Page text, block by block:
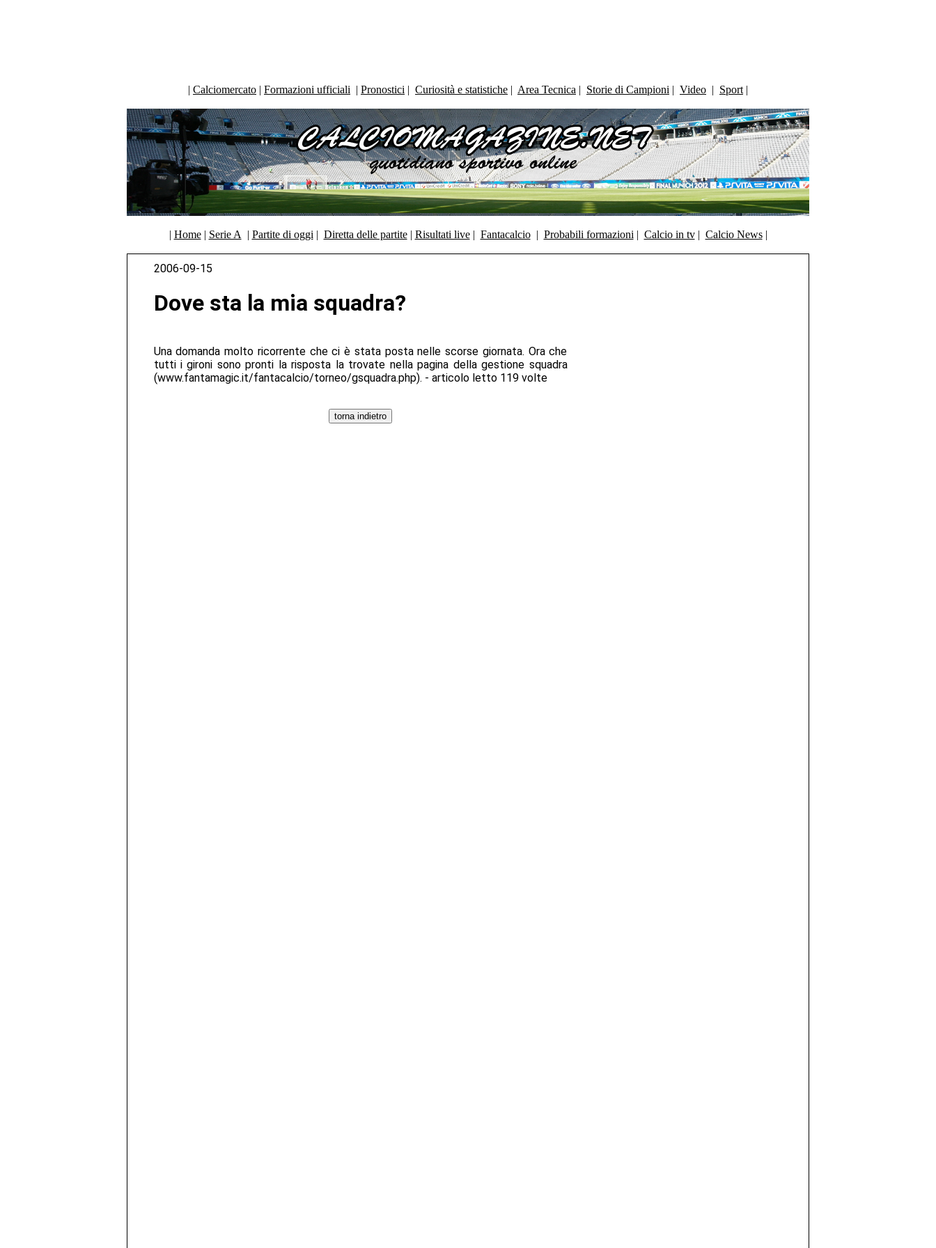
| Calciomercato | Formazioni ufficiali | Pronostici | Curiosità e statistiche | Area Tecnica | Storie di Campioni | Video | Sport |
| Home| Serie A | Partite di oggi | Diretta delle partite| Risultati live| Fantacalcio| Probabili formazioni | Calcio in tv| Calcio News|
2006-09-15
Dove sta la mia squadra?
Una domanda molto ricorrente che ci è stata posta nelle scorse giornata. Ora che
tutti i gironi sono pronti la risposta la trovate nella pagina della gestione squadra
(www.fantamagic.it/fantacalcio/torneo/gsquadra.php). - articolo letto 119 volte